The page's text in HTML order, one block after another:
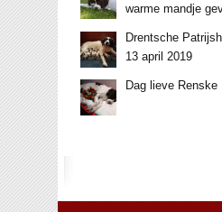
warme mandje
Drentsche
13 april 2019
Dag lieve Renske